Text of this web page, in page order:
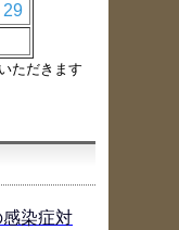
29
ただきます
染症対